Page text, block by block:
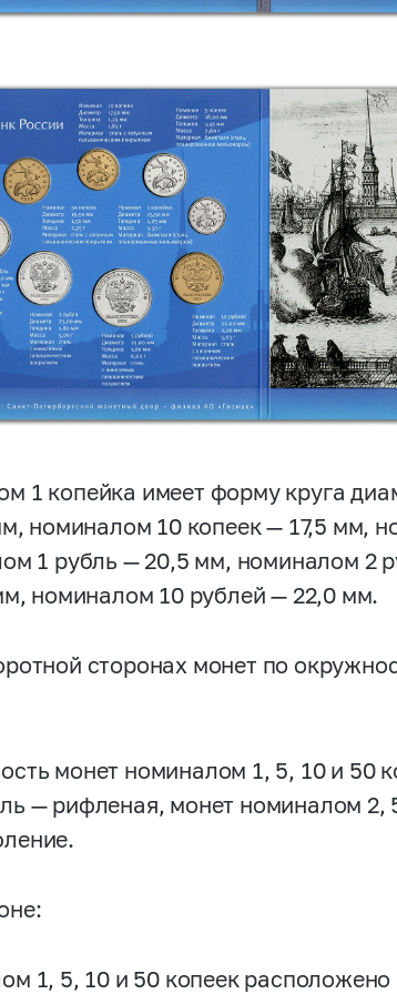
1 копейка имеет форму круга
номиналом 10 копеек — 17,5 мм,
1 рубль — 20,5 мм, номиналом 2
номиналом 10 рублей — 22,0 мм.
сторонах монет по
монет номиналом 1, 5, 10 и 50
— рифленая, монет номиналом 2,
1, 5, 10 и 50 копеек